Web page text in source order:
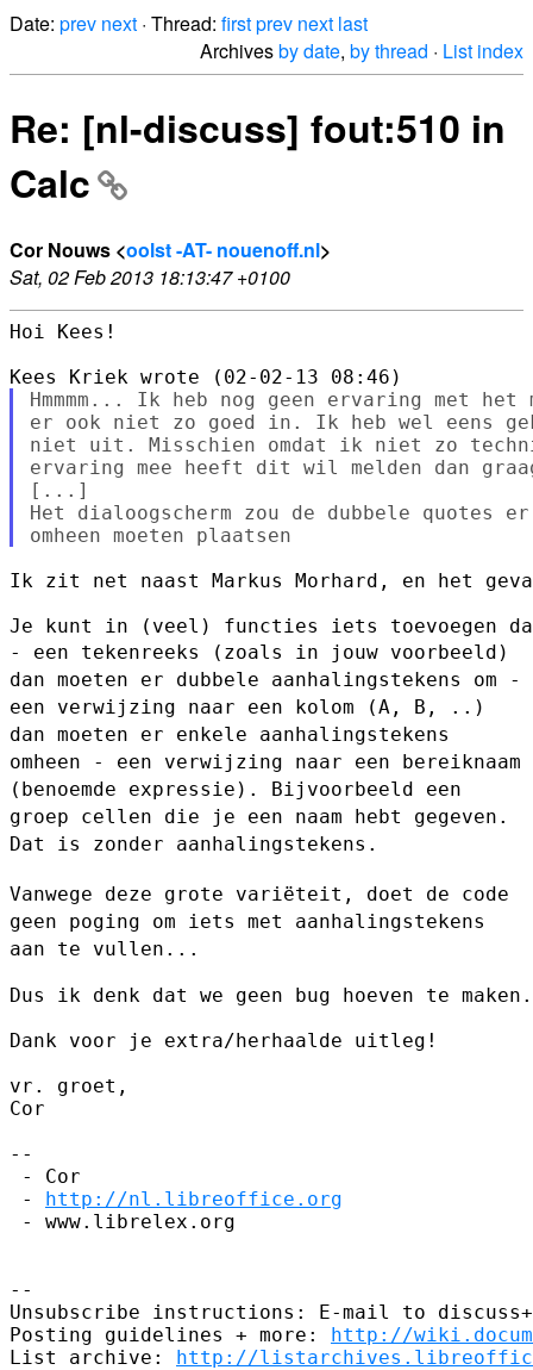
Date: prev next · Thread: firstprev next last
Archivesby date, by thread · List index
Re: [nl-discuss] fout:510 in
Calc
Cor Nouws <oolst -AT- nouenoff.nl>
Sat, 02 Feb 2013 18:13:47 +0100
Hoi Kees!
Hmmmm... Ik heb nog geen ervaring met het
er ook niet zo goed in. Ik heb wel eens
niet uit. Misschien omdat ik niet zo
ervaring mee heeft dit wil melden dan
[...]
Het dialoogscherm zou de dubbele quotes
Ik zit net naast Markus Morhard, en het geval
- een tekenreeks (zoals in jouw voorbeeld)
dan moeten er dubbele aanhalingstekens om
-
een verwijzing naar een kolom (A, B, ..)
dan moeten er enkele aanhalingstekens
omheen
- een verwijzing naar een bereiknaam
(benoemde expressie). Bijvoorbeeld een
groep cellen die je een naam hebt gegeven.
Dat is zonder aanhalingstekens.
Vanwege deze grote variëteit, doet de code
geen poging om iets met aanhalingstekens
aan te vullen...
Dus ik denk dat we geen bug hoeven te
Dank voor je extra/herhaalde uitleg!
vr. groet,
Cor
--
- Cor
- http://nl.libreoffice.org
- www.librelex.org
--
Unsubscribe instructions: E-mail to
Posting guidelines + more: http://
List archive: http://